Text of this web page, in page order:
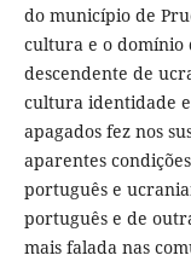
do município de
cultura e o domínio
descendente de
cultura identidade
apagados fez nos
aparentes
português e
português e de
mais falada nas